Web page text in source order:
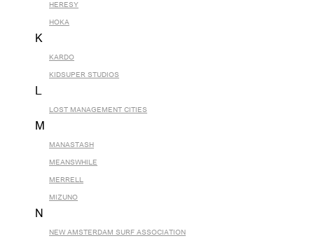
HERESY
HOKA
K
KARDO
KIDSUPER STUDIOS
L
LOST MANAGEMENT CITIES
M
MANASTASH
MEANSWHILE
MERRELL
MIZUNO
N
NEW AMSTERDAM SURF ASSOCIATION